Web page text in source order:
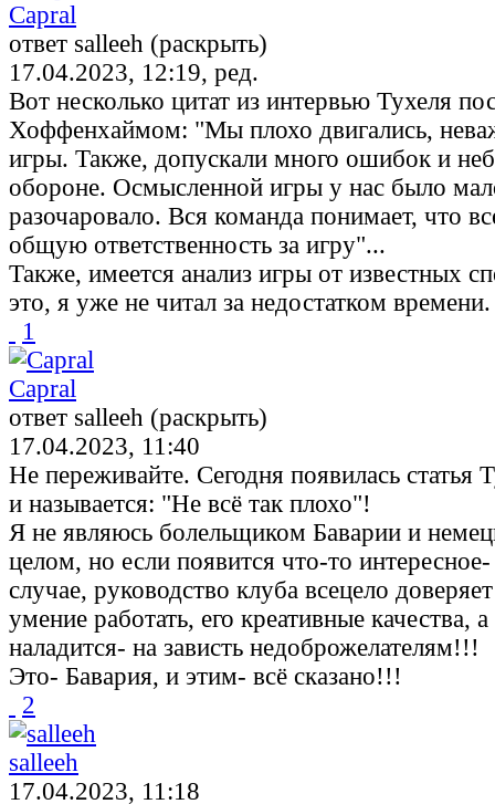
Capral
ответ salleeh (раскрыть)
17.04.2023, 12:19, ред.
Вот несколько цитат из интервью Тухеля
Хоффенхаймом: "Мы плохо двигались,
игры. Также, допускали много ошибок и
обороне. Осмысленной игры у нас было
разочаровало. Вся команда понимает, что
общую ответственность за игру"...
Также, имеется анализ игры от известных
это, я уже не читал за недостатком времени.
1
Capral
ответ salleeh (раскрыть)
17.04.2023, 11:40
Не переживайте. Сегодня появилась статья
и называется: "Не всё так плохо"!
Я не являюсь болельщиком Баварии и
целом, но если появится что-то
случае, руководство клуба всецело
умение работать, его креативные качества,
наладится- на зависть недоброжелателям!!!
Это- Бавария, и этим- всё сказано!!!
2
salleeh
17.04.2023, 11:18